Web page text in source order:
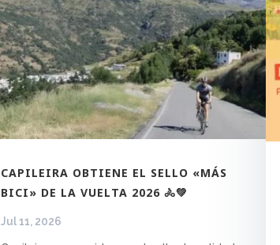
CAPILEIRA OBTIENE EL SELLO «MÁS
BICI» DE LA VUELTA 2026 🚴💚
Jul 11, 2026